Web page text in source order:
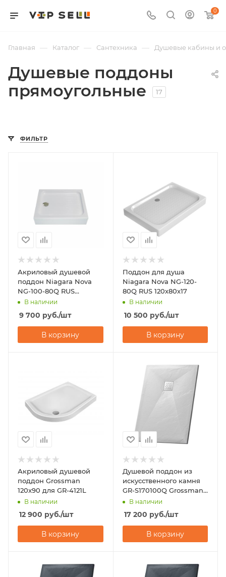
0
Главная — Каталог — Сантехника — Душевые кабины и
Душевые поддоны
прямоугольные
17
ФИЛЬТР
Акриловый душевой
поддон Niagara Nova
NG-100-80Q RUS
100х80х17
В наличии
9 700 руб./шт
В корзину
Поддон для душа
Niagara Nova NG-120-
80Q RUS 120х80х17
В наличии
10 500 руб./шт
В корзину
Акриловый душевой
поддон Grossman
120x90 для GR-4121L
В наличии
12 900 руб./шт
В корзину
Душевой поддон из
искусственного камня
GR-S170100Q Grossman
Strong 70х100
В наличии
17 200 руб./шт
В корзину